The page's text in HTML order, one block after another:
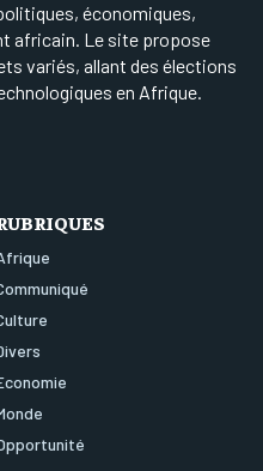
économiques,
africain. Le site propose
variés, allant des élections
en Afrique.